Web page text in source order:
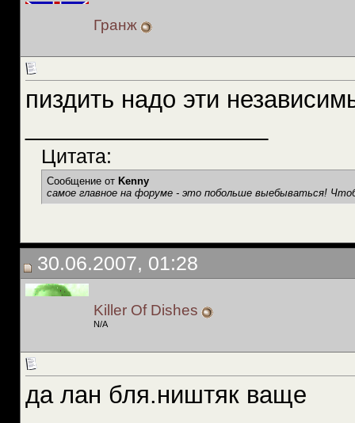
Гранж
пиздить надо эти
Цитата:
Сообщение от Kenny
самое главное на форуме - это побольше выебываться!
30.06.2007, 01:28
Killer Of Dishes
N/A
да лан бля.ништяк ваще